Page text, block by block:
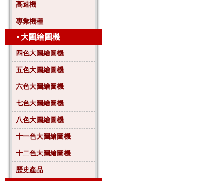
高速機
專業機種
▪ 大圖繪圖機
四色大圖繪圖機
五色大圖繪圖機
六色大圖繪圖機
七色大圖繪圖機
八色大圖繪圖機
十一色大圖繪圖機
十二色大圖繪圖機
歷史產品